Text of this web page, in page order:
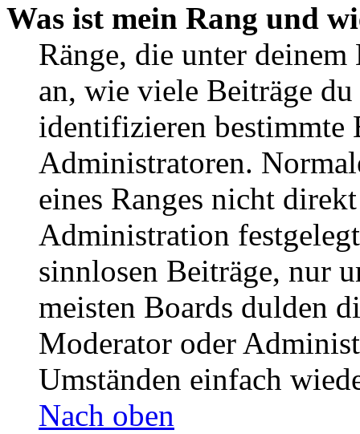
Was ist mein Rang und
Ränge, die unter deinem
an, wie viele Beiträge
identifizieren bestimmte
Administratoren.
eines Ranges nicht
Administration
sinnlosen Beiträge, nur
meisten Boards dulden
Moderator oder
Umständen einfach
Nach oben